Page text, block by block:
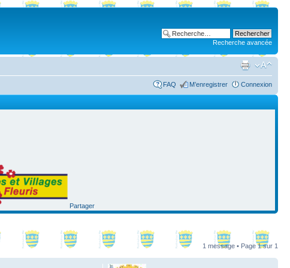
Recherche avancée
FAQ M’enregistrer Connexion
Partager
1 message • Page1sur 1